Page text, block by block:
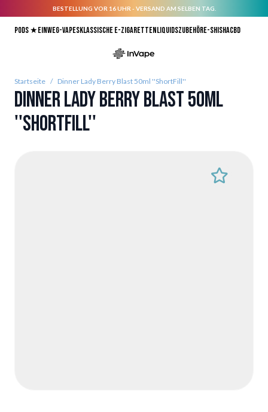
BESTELLUNG VOR 16 UHR - VERSAND AM SELBEN TAG.
Pods ★Einweg-VapesKlassische E-ZigarettenLiquidsZubehörE-ShishaCBD
Startseite / Dinner Lady Berry Blast 50ml ''ShortFill''
Dinner Lady Berry Blast 50ml
''ShortFill''